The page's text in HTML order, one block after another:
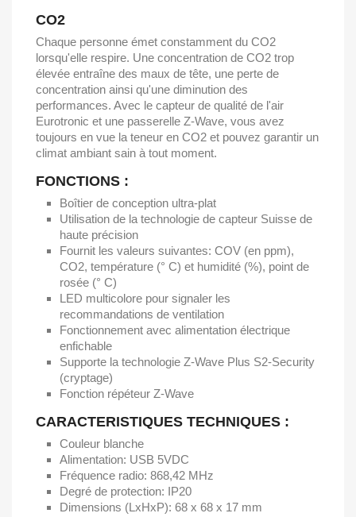
CO2
Chaque personne émet constamment du CO2
lorsqu'elle respire. Une concentration de CO2 trop
élevée entraîne des maux de tête, une perte de
concentration ainsi qu'une diminution des
performances. Avec le capteur de qualité de l'air
Eurotronic et une passerelle Z-Wave, vous avez
toujours en vue la teneur en CO2 et pouvez garantir un
climat ambiant sain à tout moment.
FONCTIONS :
Boîtier de conception ultra-plat
Utilisation de la technologie de capteur Suisse de
haute précision
Fournit les valeurs suivantes: COV (en ppm),
CO2, température (° C) et humidité (%), point de
rosée (° C)
LED multicolore pour signaler les
recommandations de ventilation
Fonctionnement avec alimentation électrique
enfichable
Supporte la technologie Z-Wave Plus S2-Security
(cryptage)
Fonction répéteur Z-Wave
CARACTERISTIQUES TECHNIQUES :
Couleur blanche
Alimentation: USB 5VDC
Fréquence radio: 868,42 MHz
Degré de protection: IP20
Dimensions (LxHxP): 68 x 68 x 17 mm